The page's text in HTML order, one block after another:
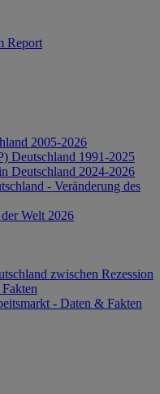
Report
2005-2026
Deutschland 1991-2025
Deutschland 2024-2026
- Veränderung des
Welt 2026
zwischen Rezession
- Daten & Fakten